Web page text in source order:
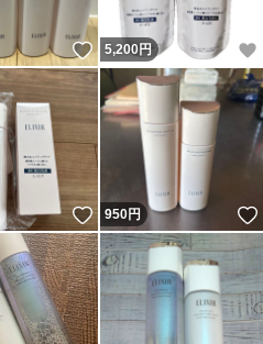
いいね！
5,200円
いいね！
950円